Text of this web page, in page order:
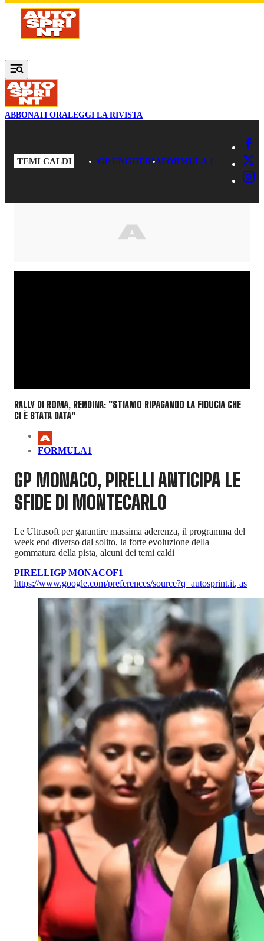
Vai al contenuto principale
ABBONATI ORALEGGI LA RIVISTA
TEMI CALDI GP UNGHERIAFORMULA 1
RALLY DI ROMA, RENDINA: "STIAMO RIPAGANDO LA FIDUCIA CHE
CI È STATA DATA"
FORMULA1
GP MONACO, PIRELLI ANTICIPA LE
SFIDE DI MONTECARLO
Le Ultrasoft per garantire massima aderenza, il programma del
week end diverso dal solito, la forte evoluzione della
gommatura della pista, alcuni dei temi caldi
PIRELLIGP MONACOF1
https://www.google.com/preferences/source?q=autosprint.it, as